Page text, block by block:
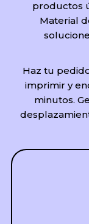
productos
Material
Haz tu
imprimir y
minutos.